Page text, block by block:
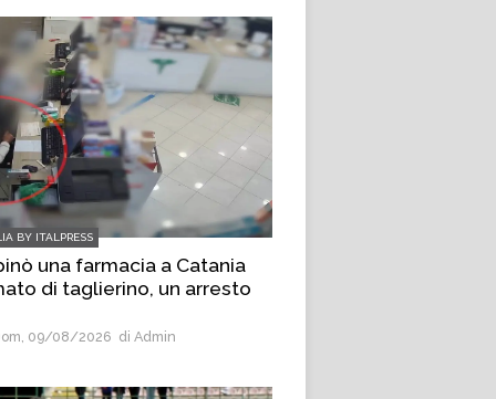
BY ITALPRESS
una farmacia a Catania
di taglierino, un arresto
09/08/2026 di Admin